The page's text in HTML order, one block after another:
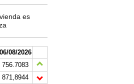
es
06/08/2026
756.7083
871,8944